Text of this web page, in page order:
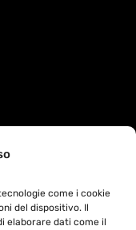
come i cookie
del dispositivo. Il
elaborare dati come il